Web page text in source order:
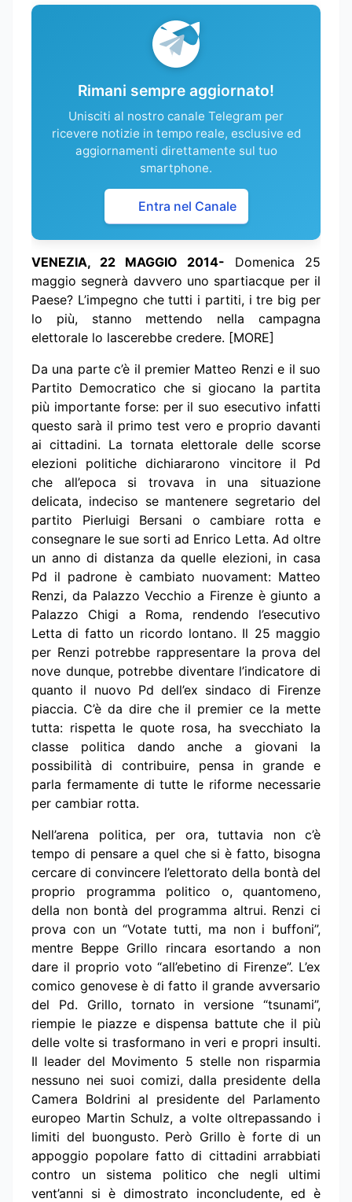
Rimani sempre aggiornato!
Unisciti al nostro canale Telegram per
ricevere notizie in tempo reale, esclusive ed
aggiornamenti direttamente sul tuo
smartphone.
Entra nel Canale
VENEZIA, 22 MAGGIO 2014- Domenica 25
maggio segnerà davvero uno spartiacque per il
Paese? L’impegno che tutti i partiti, i tre big per
lo più, stanno mettendo nella campagna
elettorale lo lascerebbe credere. [MORE]
Da una parte c’è il premier Matteo Renzi e il suo
Partito Democratico che si giocano la partita
più importante forse: per il suo esecutivo infatti
questo sarà il primo test vero e proprio davanti
ai cittadini. La tornata elettorale delle scorse
elezioni politiche dichiararono vincitore il Pd
che all’epoca si trovava in una situazione
delicata, indeciso se mantenere segretario del
partito Pierluigi Bersani o cambiare rotta e
consegnare le sue sorti ad Enrico Letta. Ad oltre
un anno di distanza da quelle elezioni, in casa
Pd il padrone è cambiato nuovament: Matteo
Renzi, da Palazzo Vecchio a Firenze è giunto a
Palazzo Chigi a Roma, rendendo l’esecutivo
Letta di fatto un ricordo lontano. Il 25 maggio
per Renzi potrebbe rappresentare la prova del
nove dunque, potrebbe diventare l’indicatore di
quanto il nuovo Pd dell’ex sindaco di Firenze
piaccia. C’è da dire che il premier ce la mette
tutta: rispetta le quote rosa, ha svecchiato la
classe politica dando anche a giovani la
possibilità di contribuire, pensa in grande e
parla fermamente di tutte le riforme necessarie
per cambiar rotta.
Nell’arena politica, per ora, tuttavia non c’è
tempo di pensare a quel che si è fatto, bisogna
cercare di convincere l’elettorato della bontà del
proprio programma politico o, quantomeno,
della non bontà del programma altrui. Renzi ci
prova con un “Votate tutti, ma non i buffoni”,
mentre Beppe Grillo rincara esortando a non
dare il proprio voto “all’ebetino di Firenze”. L’ex
comico genovese è di fatto il grande avversario
del Pd. Grillo, tornato in versione “tsunami”,
riempie le piazze e dispensa battute che il più
delle volte si trasformano in veri e propri insulti.
Il leader del Movimento 5 stelle non risparmia
nessuno nei suoi comizi, dalla presidente della
Camera Boldrini al presidente del Parlamento
europeo Martin Schulz, a volte oltrepassando i
limiti del buongusto. Però Grillo è forte di un
appoggio popolare fatto di cittadini arrabbiati
contro un sistema politico che negli ultimi
vent’anni si è dimostrato inconcludente, ed è